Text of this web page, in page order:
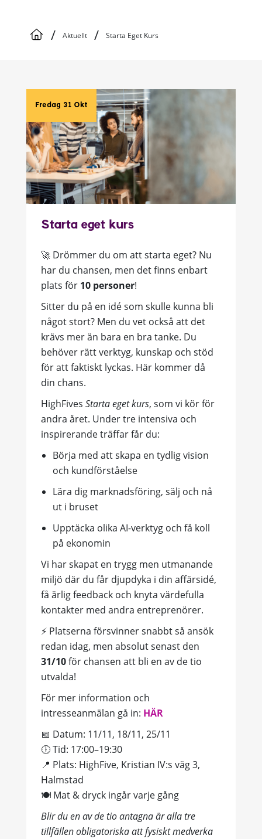
/ Aktuellt / Starta Eget Kurs
Fredag 31 Okt
Starta eget kurs
🚀 Drömmer du om att starta eget? Nu
har du chansen, men det finns enbart
plats för 10 personer!
Sitter du på en idé som skulle kunna bli
något stort? Men du vet också att det
krävs mer än bara en bra tanke. Du
behöver rätt verktyg, kunskap och stöd
för att faktiskt lyckas. Här kommer då
din chans.
HighFives Starta eget kurs, som vi kör för
andra året. Under tre intensiva och
inspirerande träffar får du:
Börja med att skapa en tydlig vision
och kundförståelse
Lära dig marknadsföring, sälj och nå
ut i bruset
Upptäcka olika AI-verktyg och få koll
på ekonomin
Vi har skapat en trygg men utmanande
miljö där du får djupdyka i din affärsidé,
få ärlig feedback och knyta värdefulla
kontakter med andra entreprenörer.
⚡ Platserna försvinner snabbt så ansök
redan idag, men absolut senast den
31/10för chansen att bli en av de tio
utvalda!
För mer information och
intresseanmälan gå in: HÄR
📅 Datum: 11/11, 18/11, 25/11
🕕 Tid: 17:00–19:30
📍 Plats: HighFive, Kristian IV:s väg 3,
Halmstad
🍽️ Mat & dryck ingår varje gång
Blir du en av de tio antagna är alla tre
tillfällen obligatoriska att fysiskt medverka